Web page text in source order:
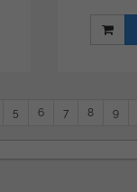
5 6 7 8 9